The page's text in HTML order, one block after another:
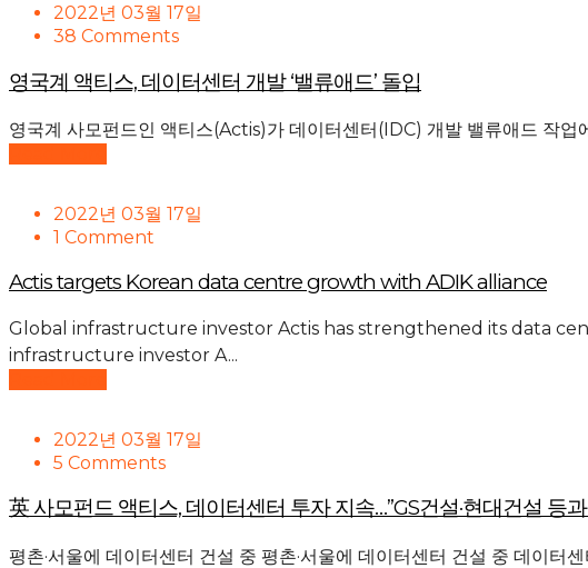
2022년 03월 17일
38 Comments
영국계 액티스, 데이터센터 개발 ‘밸류애드’ 돌입
영국계 사모펀드인 액티스(Actis)가 데이터센터(IDC) 개발 밸류애드 작
2022년 03월 17일
1 Comment
Actis targets Korean data centre growth with ADIK alliance
Global infrastructure investor Actis has strengthened its data
infrastructure investor A...
2022년 03월 17일
5 Comments
英 사모펀드 액티스, 데이터센터 투자 지속…”GS건설·현대건설 등
평촌·서울에 데이터센터 건설 중 평촌·서울에 데이터센터 건설 중 데이터